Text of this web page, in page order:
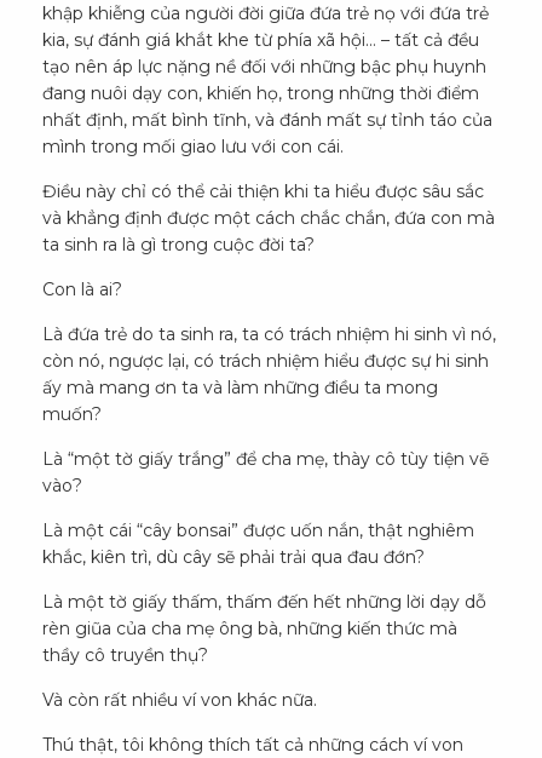
khập khiễng của người đời giữa đứa trẻ nọ với đứa trẻ
kia, sự đánh giá khắt khe từ phía xã hội… – tất cả đều
tạo nên áp lực nặng nề đối với những bậc phụ huynh
đang nuôi dạy con, khiến họ, trong những thời điểm
nhất định, mất bình tĩnh, và đánh mất sự tỉnh táo của
mình trong mối giao lưu với con cái.
Điều này chỉ có thể cải thiện khi ta hiểu được sâu sắc
và khẳng định được một cách chắc chắn, đứa con mà
ta sinh ra là gì trong cuộc đời ta?
Con là ai?
Là đứa trẻ do ta sinh ra, ta có trách nhiệm hi sinh vì nó,
còn nó, ngược lại, có trách nhiệm hiểu được sự hi sinh
ấy mà mang ơn ta và làm những điều ta mong
muốn?
Là “một tờ giấy trắng” để cha mẹ, thày cô tùy tiện vẽ
vào?
Là một cái “cây bonsai” được uốn nắn, thật nghiêm
khắc, kiên trì, dù cây sẽ phải trải qua đau đớn?
Là một tờ giấy thấm, thấm đến hết những lời dạy dỗ
rèn giũa của cha mẹ ông bà, những kiến thức mà
thầy cô truyền thụ?
Và còn rất nhiều ví von khác nữa.
Thú thật, tôi không thích tất cả những cách ví von